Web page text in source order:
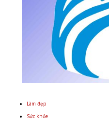
Làm đẹp
Sức khỏe